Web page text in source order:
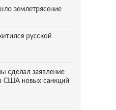
землетрясение
русской
сделал заявление
США новых санкций